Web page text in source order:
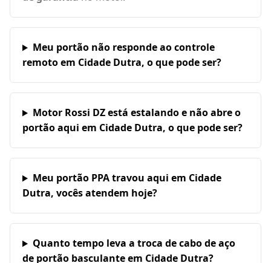
Meu portão não responde ao controle
remoto em Cidade Dutra, o que pode ser?
Motor Rossi DZ está estalando e não abre o
portão aqui em Cidade Dutra, o que pode ser?
Meu portão PPA travou aqui em Cidade
Dutra, vocês atendem hoje?
Quanto tempo leva a troca de cabo de aço
de portão basculante em Cidade Dutra?